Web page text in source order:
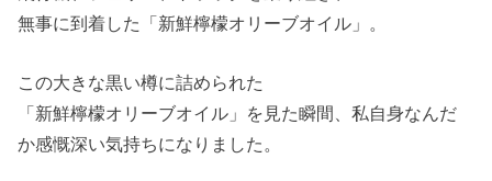
無事に到着した「新鮮檸檬オリーブオイル」。
この大きな黒い樽に詰められた
「新鮮檸檬オリーブオイル」を見た瞬間、私自身なんだ
か感慨深い気持ちになりました。